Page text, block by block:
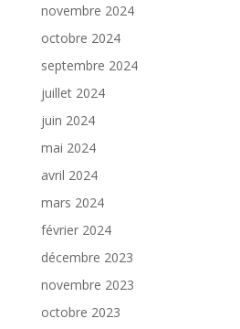
novembre 2024
octobre 2024
septembre 2024
juillet 2024
juin 2024
mai 2024
avril 2024
mars 2024
février 2024
décembre 2023
novembre 2023
octobre 2023